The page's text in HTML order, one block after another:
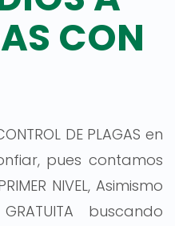
CON
DE PLAGAS en
pues contamos
NIVEL, Asimismo
buscando